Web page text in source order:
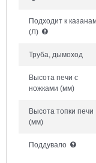
Подходит к
(Л)
Труба, дымоход
Высота печи с
ножками (мм)
Высота топки печи
(мм)
Поддувало